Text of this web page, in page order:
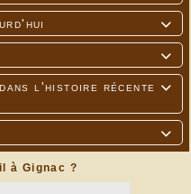



l'histoire récente

à Gignac ?